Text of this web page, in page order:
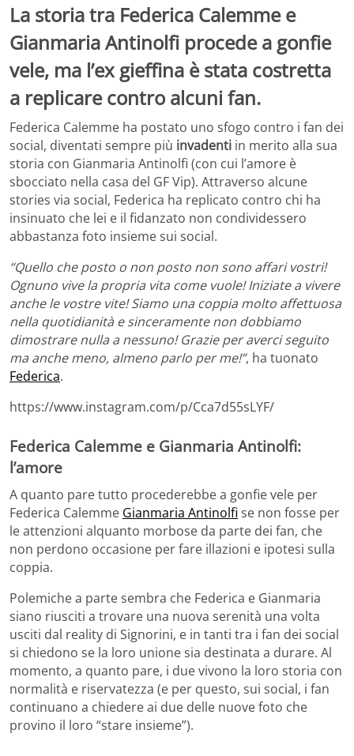
La storia tra Federica Calemme e
Gianmaria Antinolfi procede a gonfie
vele, ma l’ex gieffina è stata costretta
a replicare contro alcuni fan.
Federica Calemme ha postato uno sfogo contro i fan dei
social, diventati sempre più invadenti in merito alla sua
storia con Gianmaria Antinolfi (con cui l’amore è
sbocciato nella casa del GF Vip). Attraverso alcune
stories via social, Federica ha replicato contro chi ha
insinuato che lei e il fidanzato non condividessero
abbastanza foto insieme sui social.
“Quello che posto o non posto non sono affari vostri!
Ognuno vive la propria vita come vuole! Iniziate a vivere
anche le vostre vite! Siamo una coppia molto affettuosa
nella quotidianità e sinceramente non dobbiamo
dimostrare nulla a nessuno! Grazie per averci seguito
ma anche meno, almeno parlo per me!”, ha tuonato
Federica.
https://www.instagram.com/p/Cca7d55sLYF/
Federica Calemme e Gianmaria Antinolfi:
l’amore
A quanto pare tutto procederebbe a gonfie vele per
Federica Calemme Gianmaria Antinolfi se non fosse per
le attenzioni alquanto morbose da parte dei fan, che
non perdono occasione per fare illazioni e ipotesi sulla
coppia.
Polemiche a parte sembra che Federica e Gianmaria
siano riusciti a trovare una nuova serenità una volta
usciti dal reality di Signorini, e in tanti tra i fan dei social
si chiedono se la loro unione sia destinata a durare. Al
momento, a quanto pare, i due vivono la loro storia con
normalità e riservatezza (e per questo, sui social, i fan
continuano a chiedere ai due delle nuove foto che
provino il loro “stare insieme”).